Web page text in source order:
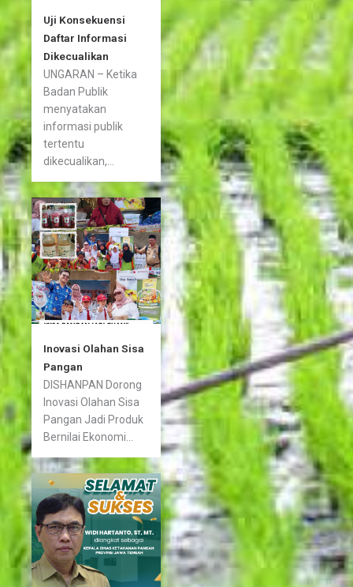
Uji Konsekuensi
Daftar Informasi
Dikecualikan
UNGARAN – Ketika
Badan Publik
menyatakan
informasi publik
tertentu
dikecualikan,...
Inovasi Olahan Sisa
Pangan
DISHANPAN Dorong
Inovasi Olahan Sisa
Pangan Jadi Produk
Bernilai Ekonomi...